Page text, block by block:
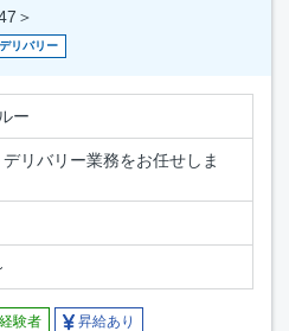
＞
リバリー
ー
リバリー業務をお任せしま
験者 昇給あり